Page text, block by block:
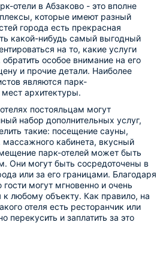
отели в Абзаково - это вполне
которые имеют разный
города есть прекрасная
какой-нибудь самый выгодный
на то, какие услуги
особое внимание на его
и прочие детали. Наиболее
являются парк-
архитектуры.
постояльцам могут
набор дополнительных услуг,
такие: посещение сауны,
массажного кабинета, вкусный
парк-отелей может быть
Они могут быть сосредоточены в
или за его границами. Благодаря
могут мгновенно и очень
к любому объекту. Как правило, на
отеля есть ресторанчик или
перекусить и заплатить за это